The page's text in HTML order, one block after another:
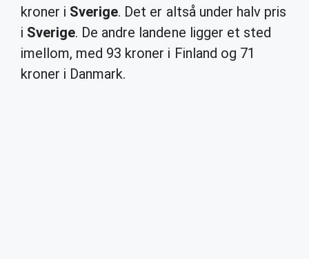
kroner i Sverige. Det er altså under halv pris
i Sverige. De andre landene ligger et sted
imellom, med 93 kroner i Finland og 71
kroner i Danmark.